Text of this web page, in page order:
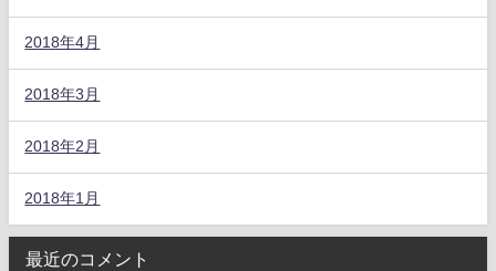
2018年4月
2018年3月
2018年2月
2018年1月
最近のコメント